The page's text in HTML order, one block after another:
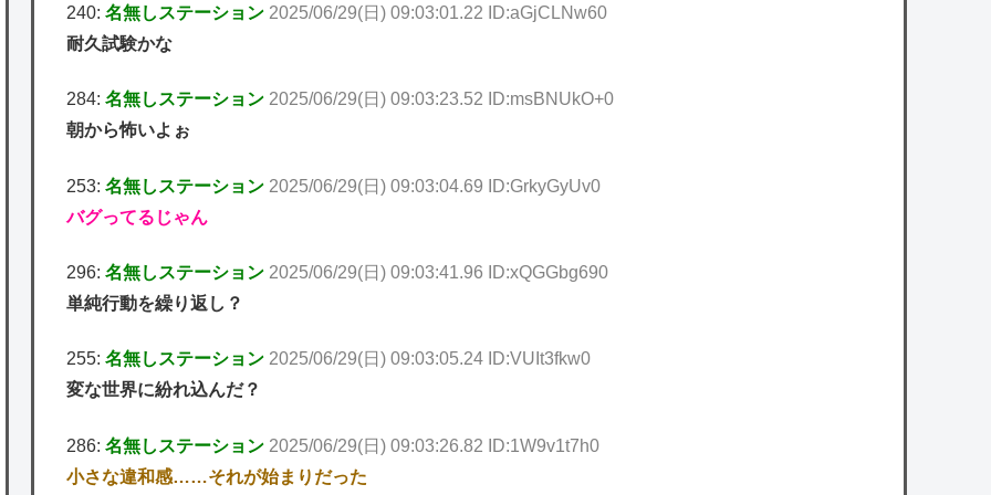
240: 名無しステーション 2025/06/29(日) 09:03:01.22 ID:aGjCLNw60
耐久試験かな
284: 名無しステーション 2025/06/29(日) 09:03:23.52 ID:msBNUkO+0
朝から怖いよぉ
253: 名無しステーション 2025/06/29(日) 09:03:04.69 ID:GrkyGyUv0
バグってるじゃん
296: 名無しステーション 2025/06/29(日) 09:03:41.96 ID:xQGGbg690
単純行動を繰り返し？
255: 名無しステーション 2025/06/29(日) 09:03:05.24 ID:VUIt3fkw0
変な世界に紛れ込んだ？
286: 名無しステーション 2025/06/29(日) 09:03:26.82 ID:1W9v1t7h0
小さな違和感……それが始まりだった